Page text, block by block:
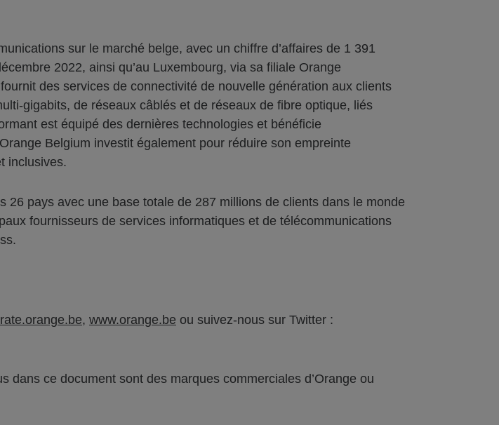
sur le marché belge, avec un chiffre d’affaires de 1 391
2022, ainsi qu’au Luxembourg, via sa filiale Orange
des services de connectivité de nouvelle génération aux clients
gigabits, de réseaux câblés et de réseaux de fibre optique, liés
est équipé des dernières technologies et bénéficie
Belgium investit également pour réduire son empreinte
inclusives.
pays avec une base totale de 287 millions de clients dans le monde
fournisseurs de services informatiques et de télécommunications
, www.orange.be ou suivez-nous sur Twitter :
ce document sont des marques commerciales d’Orange ou